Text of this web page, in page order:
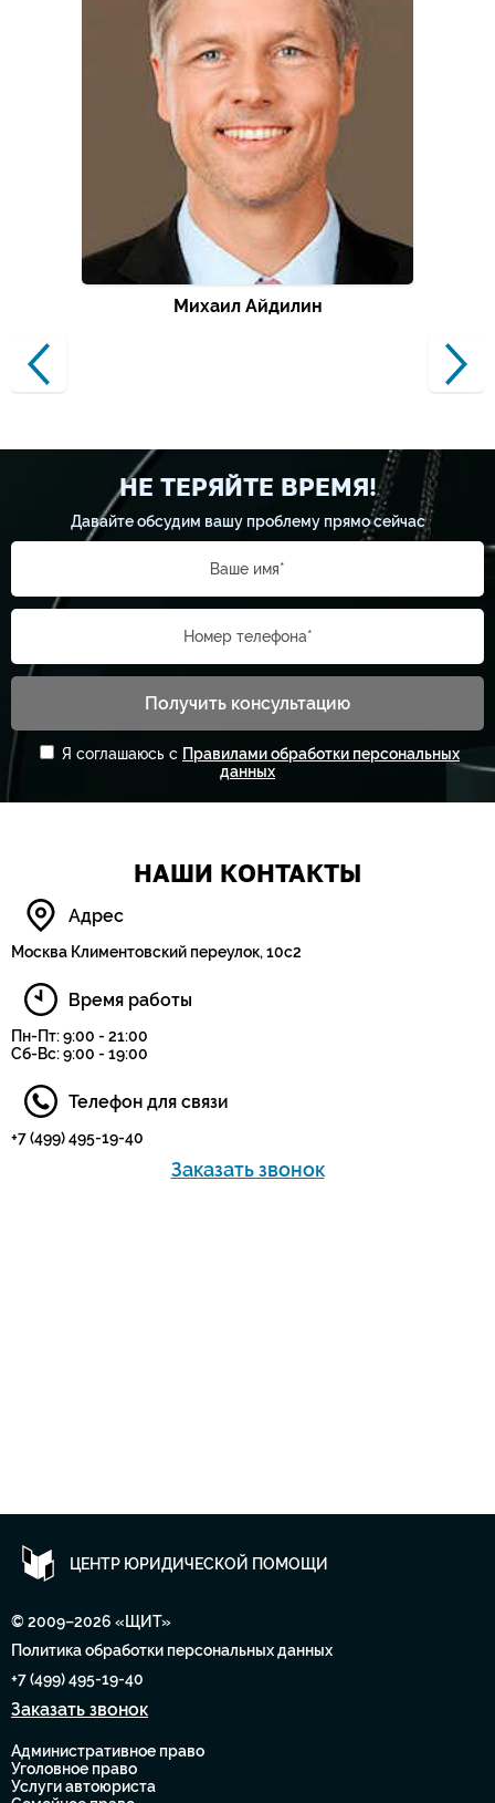
Михаил Айдилин
НЕ ТЕРЯЙТЕ ВРЕМЯ!
Давайте обсудим вашу проблему прямо сейчас
Ваше имя*
Номер телефона*
Получить консультацию
Я соглашаюсь с Правилами обработки персональных
данных
НАШИ КОНТАКТЫ
Адрес
Москва Климентовский переулок, 10с2
Время работы
Пн-Пт: 9:00 - 21:00
Сб-Вс: 9:00 - 19:00
Телефон для связи
+7 (499) 495-19-40
Заказать звонок
ЦЕНТР ЮРИДИЧЕСКОЙ ПОМОЩИ
© 2009–2026 «ЩИТ»
Политика обработки персональных данных
+7 (499) 495-19-40
Заказать звонок
Административное право
Уголовное право
Услуги автоюриста